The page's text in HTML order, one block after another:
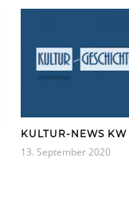
KULTUR-NEWS
13. September 2020